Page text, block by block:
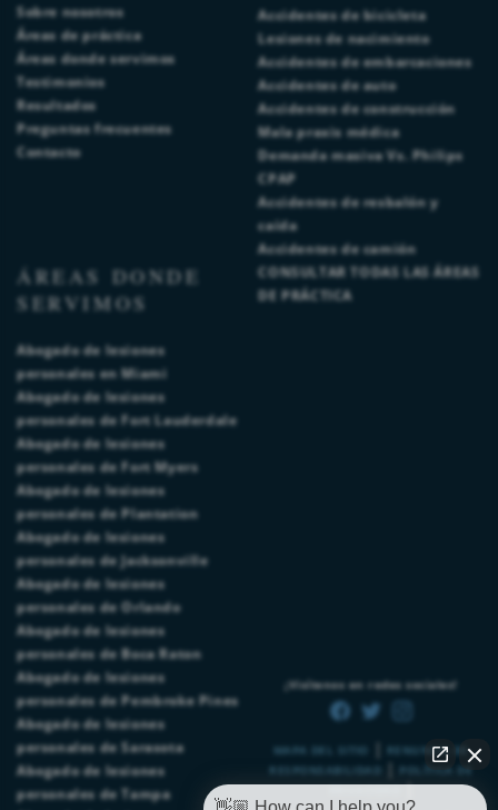
Sobre nosotros
Áreas de práctica
Áreas donde servimos
Testimonios
Resultados
Preguntas frecuentes
Contacto
Accidentes de bicicleta
Lesiones de nacimiento
Accidentes de embarcaciones
Accidentes de auto
Accidentes de construcción
Mala praxis médica
Demanda masiva Vs. Philips
CPAP
Accidentes de resbalón y
caída
Accidentes de camión
CONSULTAR TODAS LAS ÁREAS
DE PRÁCTICA
ÁREAS DONDE
SERVIMOS
Abogado de lesiones
personales en Miami
Abogado de lesiones
personales de Fort Lauderdale
Abogado de lesiones
personales de Fort Myers
Abogado de lesiones
personales de Plantation
Abogado de lesiones
personales de Jacksonville
Abogado de lesiones
personales de Orlando
Abogado de lesiones
personales de Boca Raton
Abogado de lesiones
personales de Pembroke Pines
Abogado de lesiones
personales de Sarasota
Abogado de lesiones
personales de Tampa
MAPA DEL SITIO
RENUNCIA DE
RESPONSABILIDAD
|
POLÍTICA DE
PRIVACIDAD|
¡Visítenos en redes sociales!